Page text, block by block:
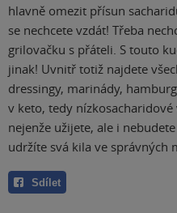
hlavně omezit přísun
se nechcete vzdát! Třeba
grilovačku s přáteli. S touto
jinak! Uvnitř totiž najdete
dressingy, marinády,
v keto, tedy nízkosacharidové
nejenže užijete, ale i
udržíte svá kila ve správných
Sdílet